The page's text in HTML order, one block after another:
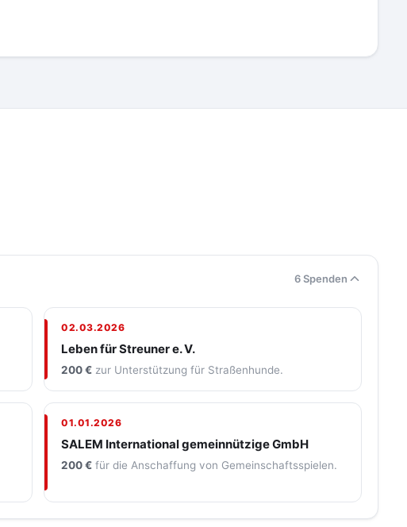
6 Spenden
02.03.2026
Leben für Streuner e. V.
200 € zur Unterstützung für Straßenhunde.
01.01.2026
SALEM International gemeinnützige GmbH
200 € für die Anschaffung von Gemeinschaftsspielen.